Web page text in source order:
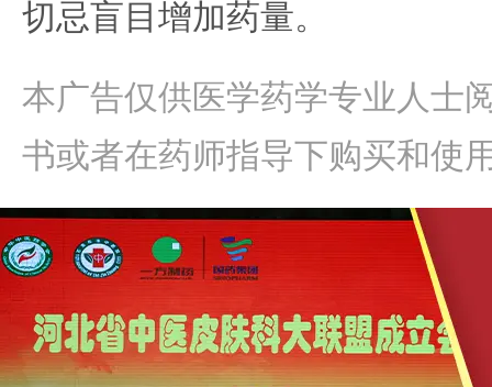
切忌盲目增加药量。
本广告仅供医学药学专业人士
书或者在药师指导下购买和使